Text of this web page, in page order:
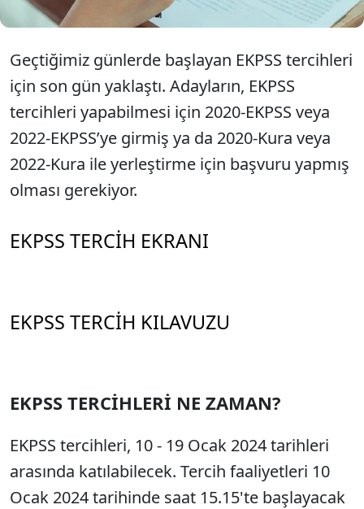
Geçtiğimiz günlerde başlayan EKPSS tercihleri
için son gün yaklaştı. Adayların, EKPSS
tercihleri yapabilmesi için 2020-EKPSS veya
2022-EKPSS’ye girmiş ya da 2020-Kura veya
2022-Kura ile yerleştirme için başvuru yapmış
olması gerekiyor.
EKPSS TERCİH EKRANI
EKPSS TERCİH KILAVUZU
EKPSS TERCİHLERİ NE ZAMAN?
EKPSS tercihleri, 10 - 19 Ocak 2024 tarihleri ​​
arasında katılabilecek. Tercih faaliyetleri 10
Ocak 2024 tarihinde saat 15.15'te başlayacak